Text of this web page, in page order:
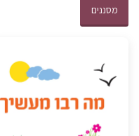
מסננים